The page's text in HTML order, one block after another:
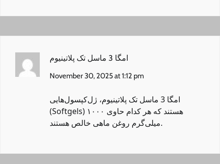
امگا 3 ماسل تک پلاتینیوم
November 30, 2025 at 1:12 pm
امگا 3 ماسل تک پلاتینیوم
، ژل‌کپسول‌هایی
(Softgels) هستند که هر کدام حاوی ۱۰۰۰
میلی‌گرم روغن ماهی خالص هستند.